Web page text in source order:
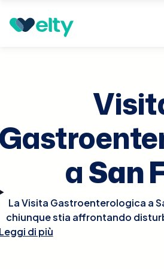
Prenota visita
aSan
La Visita Gastroenterologica a
chiunque stia affrontando
valutare la salute del
di più